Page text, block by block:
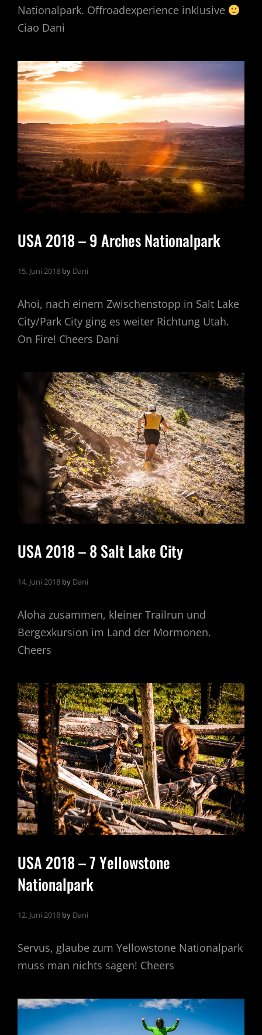
Nationalpark. Offroadexperience inklusive
Ciao Dani
USA 2018 – 9 Arches Nationalpark
15. Juni 2018 by Dani
Ahoi, nach einem Zwischenstopp in Salt Lake
City/Park City ging es weiter Richtung Utah.
On Fire! Cheers Dani
USA 2018 – 8 Salt Lake City
14. Juni 2018 by Dani
Aloha zusammen, kleiner Trailrun und
Bergexkursion im Land der Mormonen.
Cheers
USA 2018 – 7 Yellowstone
Nationalpark
12. Juni 2018 by Dani
Servus, glaube zum Yellowstone Nationalpark
muss man nichts sagen! Cheers